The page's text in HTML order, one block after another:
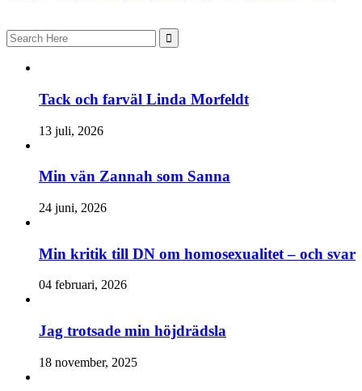
Search
for:
Tack och farväl Linda Morfeldt
13 juli, 2026
Min vän Zannah som Sanna
24 juni, 2026
Min kritik till DN om homosexualitet – och svar
04 februari, 2026
Jag trotsade min höjdrädsla
18 november, 2025